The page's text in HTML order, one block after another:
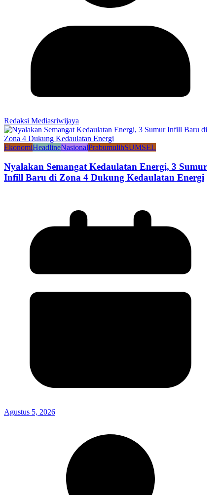
Redaksi Mediasriwijaya
EkonomiHeadlineNasionalPrabumulihSUMSEL
Nyalakan Semangat Kedaulatan Energi, 3 Sumur
Infill Baru di Zona 4 Dukung Kedaulatan Energi
Agustus 5, 2026